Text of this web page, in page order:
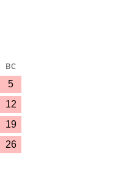
вс
5
12
19
26